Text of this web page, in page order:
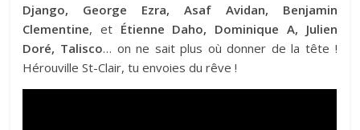
Django, George Ezra, Asaf Avidan, Benjamin
Clementine, et Étienne Daho, Dominique A, Julien
Doré, Talisco… on ne sait plus où donner de la tête !
Hérouville St-Clair, tu envoies du rêve !